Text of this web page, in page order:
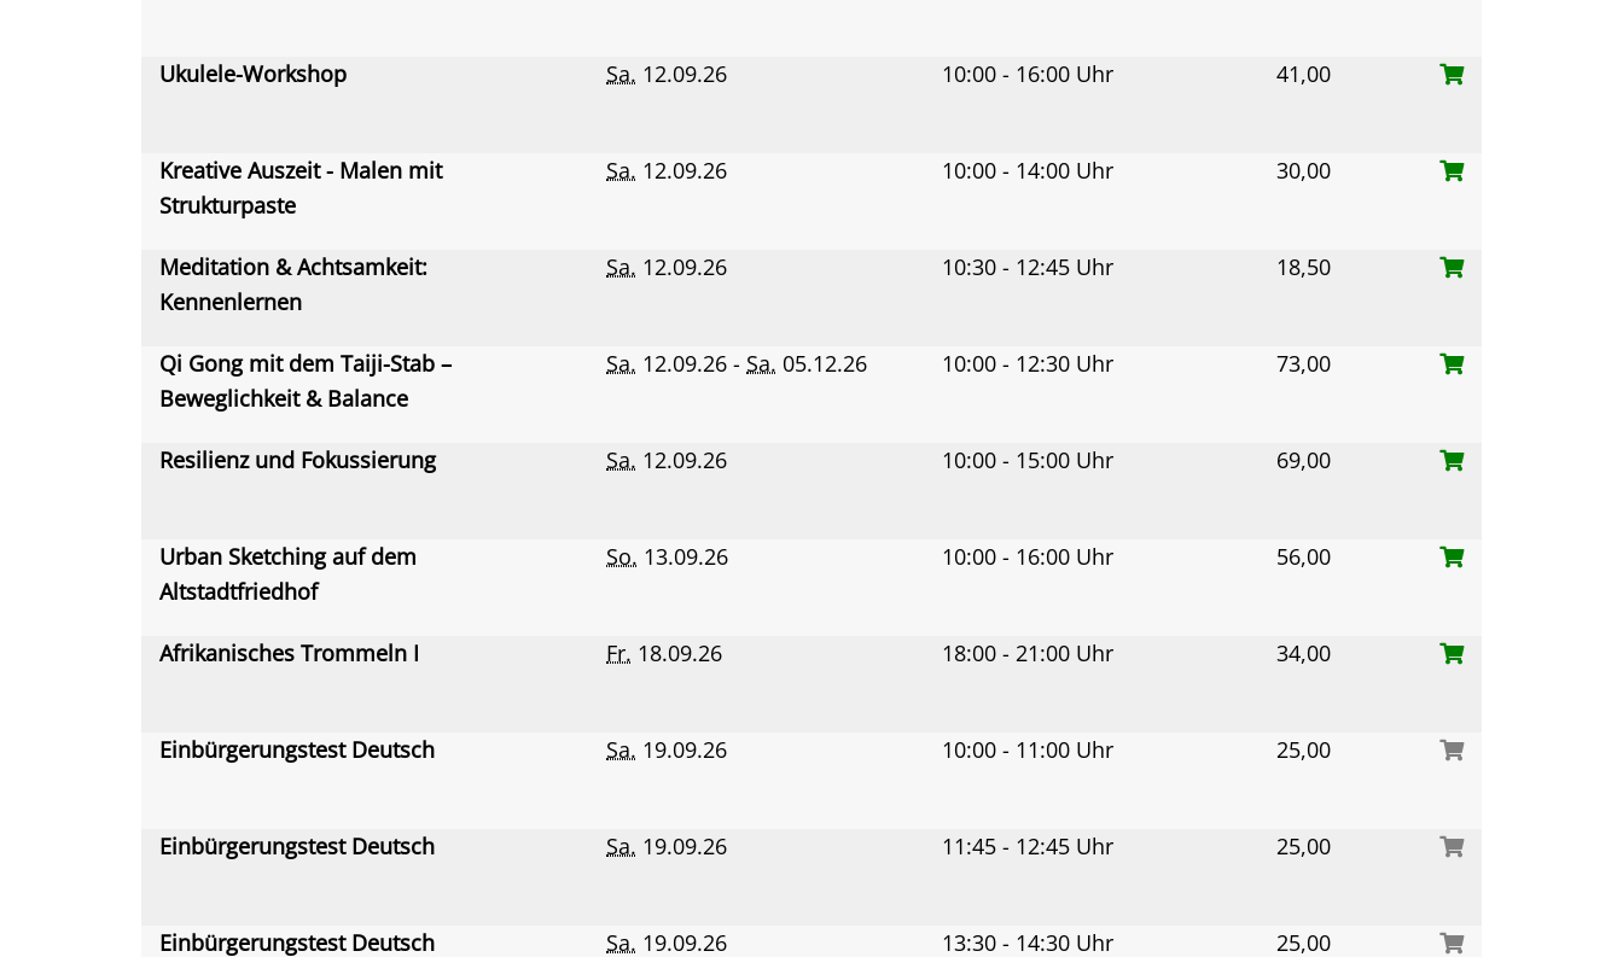
Ukulele-Workshop Sa. 12.09.26 10:00 - 16:00 Uhr 41,00
Kreative Auszeit - Malen mit
Strukturpaste
Sa. 12.09.26 10:00 - 14:00 Uhr 30,00
Meditation & Achtsamkeit:
Kennenlernen
Sa. 12.09.26 10:30 - 12:45 Uhr 18,50
Qi Gong mit dem Taiji-Stab –
Beweglichkeit & Balance
Sa. 12.09.26 - Sa. 05.12.26 10:00 - 12:30 Uhr 73,00
Resilienz und Fokussierung Sa. 12.09.26 10:00 - 15:00 Uhr 69,00
Urban Sketching auf dem
Altstadtfriedhof
So. 13.09.26 10:00 - 16:00 Uhr 56,00
Afrikanisches Trommeln I Fr. 18.09.26 18:00 - 21:00 Uhr 34,00
Einbürgerungstest Deutsch Sa. 19.09.26 10:00 - 11:00 Uhr 25,00
Einbürgerungstest Deutsch Sa. 19.09.26 11:45 - 12:45 Uhr 25,00
Einbürgerungstest Deutsch Sa. 19.09.26 13:30 - 14:30 Uhr 25,00